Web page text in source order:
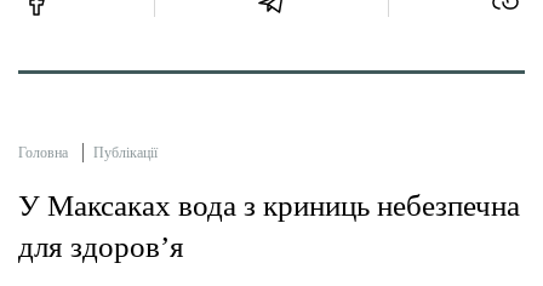
Головна Публікації
У Максаках вода з криниць небезпечна
для здоров’я